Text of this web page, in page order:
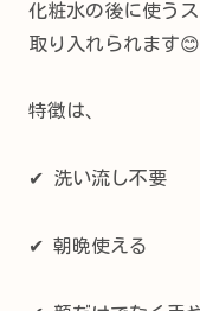
化粧水の後に使う
取り入れられます😊
特徴は、
✔ 洗い流し不要
✔ 朝晩使える